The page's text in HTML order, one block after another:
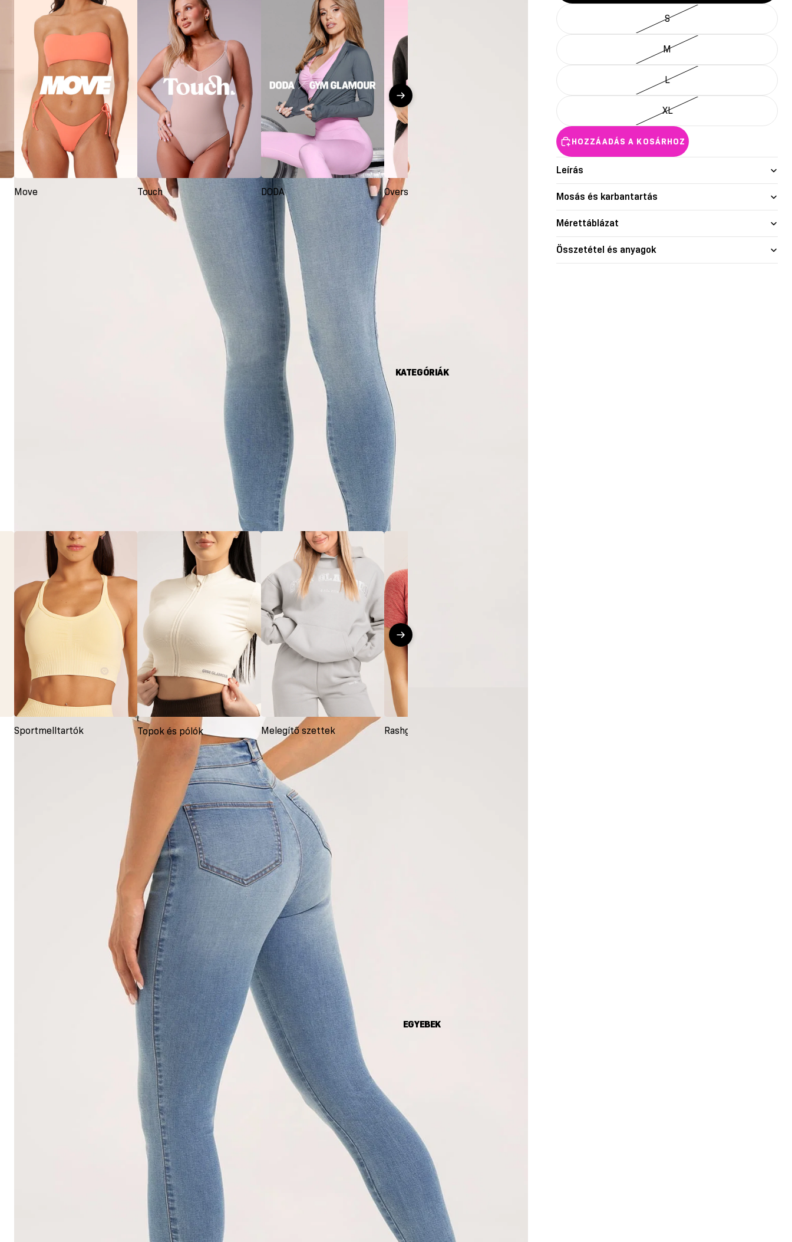
Move Touch DODA Oversize Second skin Glow
KATEGÓRIÁK
Sportmelltartók Topok és pólók Melegítő szettek Rashguardok
EGYEBEK
S
M
L
XL
HOZZÁADÁS A KOSÁRHOZ
Leírás
Mosás és karbantartás
Mérettáblázat
Összetétel és anyagok